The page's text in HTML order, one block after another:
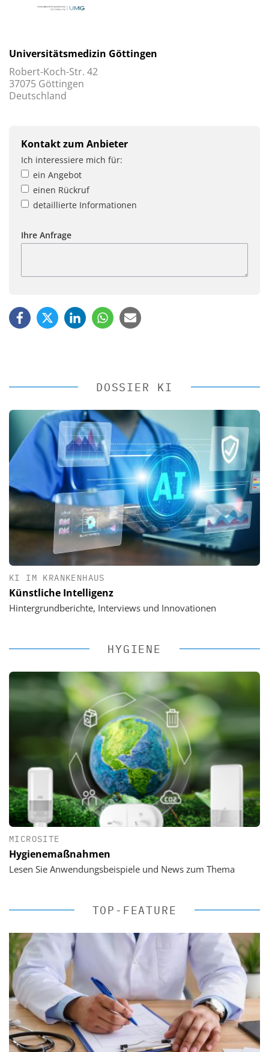
Universitätsmedizin Göttingen
Robert-Koch-Str. 42
37075 Göttingen
Deutschland
Kontakt zum Anbieter
Ich interessiere mich für:
ein Angebot
einen Rückruf
detaillierte Informationen
Ihre Anfrage
DOSSIER KI
KI IM KRANKENHAUS
Künstliche Intelligenz
Hintergrundberichte, Interviews und Innovationen
HYGIENE
MICROSITE
Hygienemaßnahmen
Lesen Sie Anwendungsbeispiele und News zum Thema
TOP-FEATURE